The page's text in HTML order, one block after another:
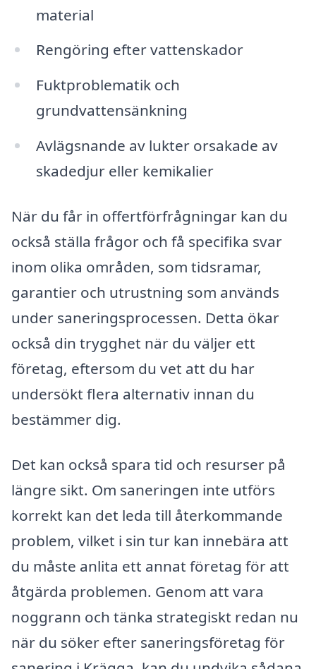
material
Rengöring efter vattenskador
Fuktproblematik och
grundvattensänkning
Avlägsnande av lukter orsakade av
skadedjur eller kemikalier
När du får in offertförfrågningar kan du
också ställa frågor och få specifika svar
inom olika områden, som tidsramar,
garantier och utrustning som används
under saneringsprocessen. Detta ökar
också din trygghet när du väljer ett
företag, eftersom du vet att du har
undersökt flera alternativ innan du
bestämmer dig.
Det kan också spara tid och resurser på
längre sikt. Om saneringen inte utförs
korrekt kan det leda till återkommande
problem, vilket i sin tur kan innebära att
du måste anlita ett annat företag för att
åtgärda problemen. Genom att vara
noggrann och tänka strategiskt redan nu
när du söker efter saneringsföretag för